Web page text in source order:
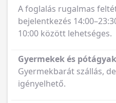
A foglalás rugalmas
bejelentkezés
10:00 között lehetséges.
Gyermekek és pótágyak
Gyermekbarát szállás,
igényelhető.